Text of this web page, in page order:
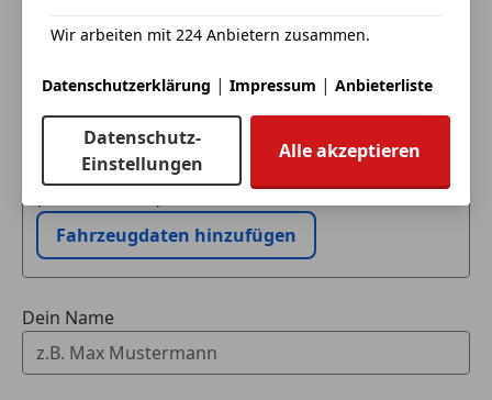
Eintauschwagen: Kaufen und verkaufen in nur einem
Schritt
Ich möchte mein Auto in Zahlung geben
Fahrzeugdaten hinzufügen
Dein Name
Wir arbeiten mit 224 Anbietern zusammen.
Datenschutzerklärung | Impressum | Anbieterliste
Datenschutz-
Einstellungen
Alle akzeptieren